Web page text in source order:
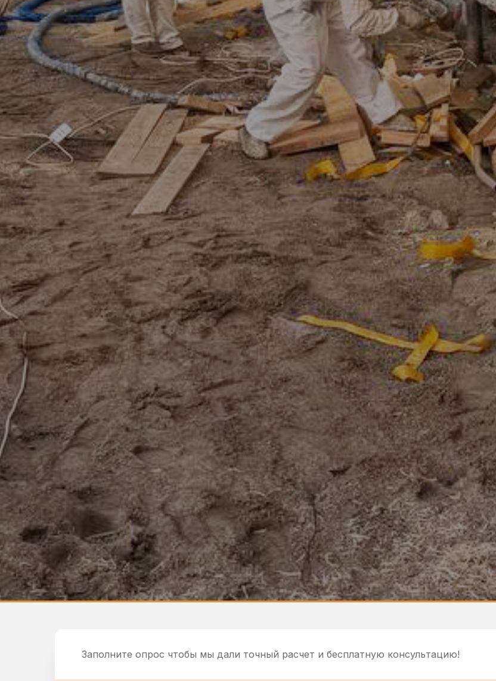
Заполните опрос чтобы мы дали точный расчет и бесплатную консультацию!